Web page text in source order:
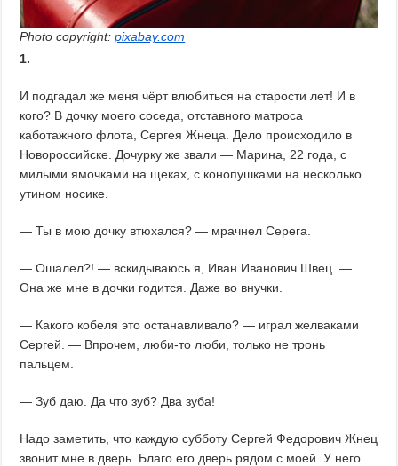
Photo copyright:pixabay.com
1.
И подгадал же меня чёрт влюбиться на старости лет! И в
кого? В дочку моего соседа, отставного матроса
каботажного флота, Сергея Жнеца. Дело происходило в
Новороссийске. Дочурку же звали — Марина, 22 года, с
милыми ямочками на щеках, с конопушками на несколько
утином носике.
— Ты в мою дочку втюхался? — мрачнел Серега.
— Ошалел?! — вскидываюсь я, Иван Иванович Швец. —
Она же мне в дочки годится. Даже во внучки.
— Какого кобеля это останавливало? — играл желваками
Сергей. — Впрочем, люби-то люби, только не тронь
пальцем.
— Зуб даю. Да что зуб? Два зуба!
Надо заметить, что каждую субботу Сергей Федорович Жнец
звонит мне в дверь. Благо его дверь рядом с моей. У него